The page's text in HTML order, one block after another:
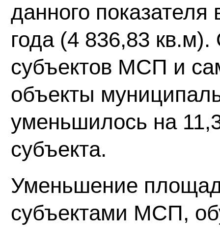
данного
года (4 836,83
субъектов МСП и
объекты
уменьшилось на
субъекта.
Уменьшение
субъектами МСП,